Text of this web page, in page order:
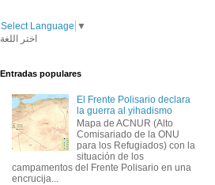
Select Language ▼
اختر اللغة
Entradas populares
El Frente Polisario declara
la guerra al yihadismo
Mapa de ACNUR (Alto
Comisariado de la ONU
para los Refugiados) con la
situación de los
campamentos del Frente Polisario en una
encrucija...